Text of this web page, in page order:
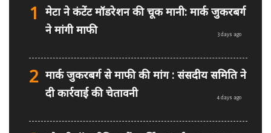
1
मेटा ने कंटेंट मॉडरेशन की चूक मानी: मार्क जुकरबर्ग
ने मांगी माफी
3 days ago
2 मार्क जुकरबर्ग से माफी की मांग : संसदीय समिति ने
दी कार्रवाई की चेतावनी
4 days ago